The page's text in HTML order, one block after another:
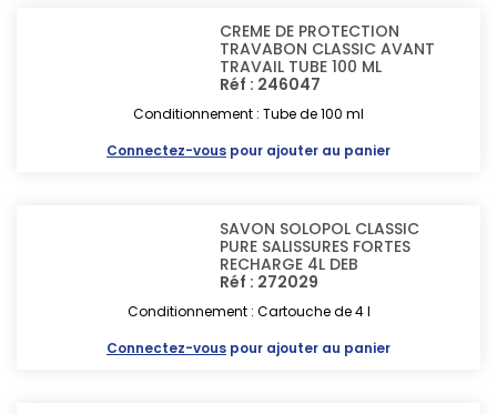
CREME DE PROTECTION
TRAVABON CLASSIC AVANT
TRAVAIL TUBE 100 ML
Réf : 246047
Conditionnement : Tube de 100 ml
Connectez-vous pour ajouter au panier
SAVON SOLOPOL CLASSIC
PURE SALISSURES FORTES
RECHARGE 4L DEB
Réf : 272029
Conditionnement : Cartouche de 4 l
Connectez-vous pour ajouter au panier